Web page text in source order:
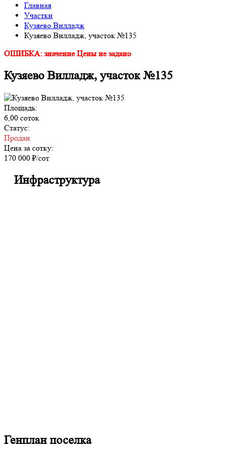
Главная
Участки
Кузяево Вилладж
Кузяево Вилладж, участок №135
ОШИБКА: значение Цены не задано
Кузяево Вилладж, участок №135
Площадь:
6,00 соток
Статус:
Продан
Цена за сотку:
170 000 ₽/сот
Инфраструктура
Генплан поселка